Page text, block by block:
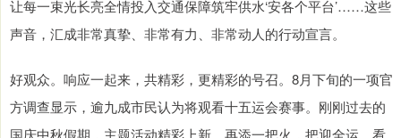
让每一束光长亮全情投入交通保障筑牢供水‘安各个平台’……这些
声音，汇成非常真挚、非常有力、非常动人的行动宣言。
好观众。响应一起来，共精彩，更精彩的号召。8月下旬的一项官
方调查显示，逾九成市民认为将观看十五运会赛事。刚刚过去的
国庆中秋假期，主题活动精彩上新、再添一把火，把迎全运、看